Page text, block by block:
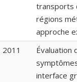
transports
régions
approche
2011
Évaluation
interface